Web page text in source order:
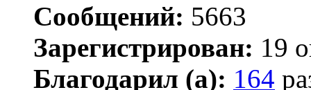
Сообщений: 5663
Зарегистрирован: 19
Благодарил (а): 164